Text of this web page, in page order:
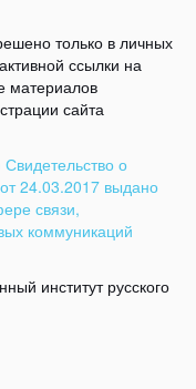
только в личных
ссылки на
материалов
сайта
о
24.03.2017 выдано
связи,
коммуникаций
институт русского